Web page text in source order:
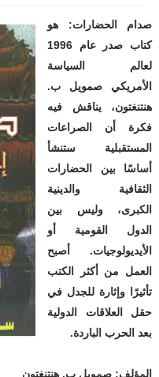
صدام الحضارات: هو
كتاب صدر عام 1996
لعالم السياسة
الأمريكي صمويل ب.
هنتنغتون، يناقش فيه
فكرة أن الصراعات
المستقبلية ستنشأ
أساسًا بين الحضارات
الثقافية والدينية
الكبرى، وليس بين
الدول القومية أو
الأيديولوجيات. أصبح
العمل من أكثر الكتب
تأثيرًا وإثارة للجدل في
حقل العلاقات الدولية
بعد الحرب الباردة.
المؤلف: صمويل ب. هنتنغتون